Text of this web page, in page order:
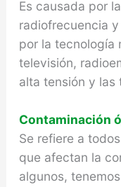
Es causada por
radiofrecuen­cia
por la tecnología
televisión,
alta tensión y las
Contaminación
Se refiere a
que afectan la
algu­nos,